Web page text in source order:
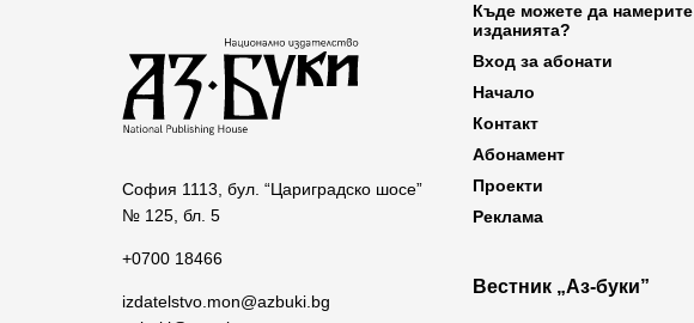
София 1113, бул. “Цариградско шосе”
№ 125, бл. 5
+0700 18466
izdatelstvo.mon@azbuki.bg
Къде можете да намерите
изданията?
Вход за абонати
Начало
Контакт
Абонамент
Проекти
Реклама
Вестник „Аз-буки”